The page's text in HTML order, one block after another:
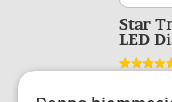
Star
LED